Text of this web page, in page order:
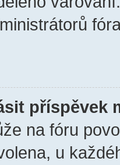
příspěvek
na fóru
u